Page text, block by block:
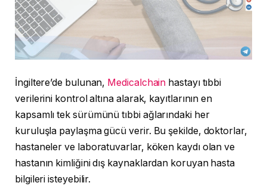
İngiltere’de bulunan, Medicalchain hastayı tıbbi
verilerini kontrol altına alarak, kayıtlarının en
kapsamlı tek sürümünü tıbbi ağlarındaki her
kuruluşla paylaşma gücü verir. Bu şekilde, doktorlar,
hastaneler ve laboratuvarlar, köken kaydı olan ve
hastanın kimliğini dış kaynaklardan koruyan hasta
bilgileri isteyebilir.